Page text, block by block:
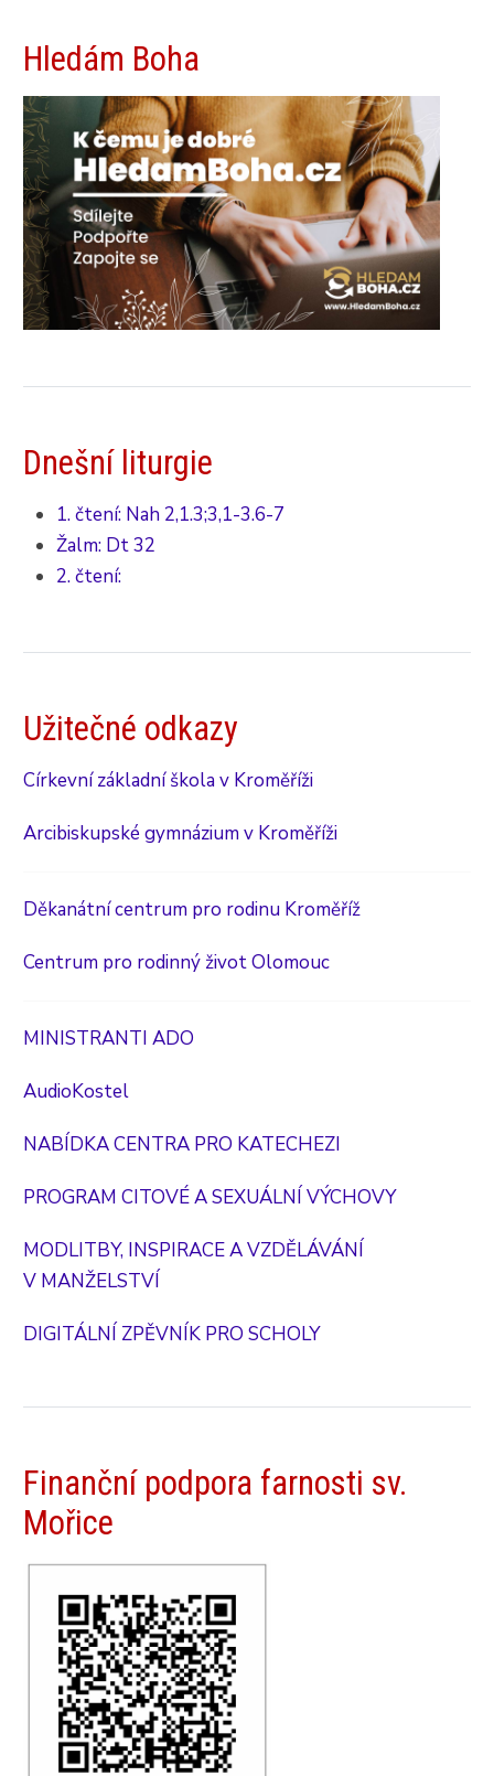
Hledám Boha
Dnešní liturgie
1. čtení: Nah 2,1.3;3,1-3.6-7
Žalm: Dt 32
2. čtení:
Užitečné odkazy
Církevní základní škola v Kroměříži
Arcibiskupské gymnázium v Kroměříži
Děkanátní centrum pro rodinu Kroměříž
Centrum pro rodinný život Olomouc
MINISTRANTI ADO
AudioKostel
NABÍDKA CENTRA PRO KATECHEZI
PROGRAM CITOVÉ A SEXUÁLNÍ VÝCHOVY
MODLITBY, INSPIRACE A VZDĚLÁVÁNÍ
V MANŽELSTVÍ
DIGITÁLNÍ ZPĚVNÍK PRO SCHOLY
Finanční podpora farnosti sv.
Mořice